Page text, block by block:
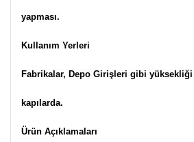
yapması.
Kullanım Yerleri
Fabrikalar, Depo Girişleri gibi
kapılarda.
Ürün Açıklamaları